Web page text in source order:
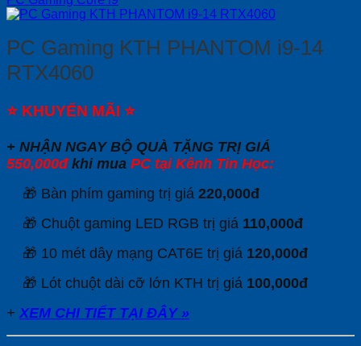
PC Gaming KTH PHANTOM i9-14
RTX4060
⭐ KHUYẾN MÃI ⭐
+ NHẬN NGAY BỘ QUÀ TẶNG TRỊ GIÁ
550,000đ khi mua PC tại Kênh Tin Học:
🎁 Bàn phím gaming trị giá 220,000đ
🎁 Chuột gaming LED RGB trị giá 110,000đ
🎁 10 mét dây mạng CAT6E trị giá 120,000đ
🎁 Lót chuột dài cỡ lớn KTH trị giá 100,000đ
+ XEM CHI TIẾT TẠI ĐÂY »